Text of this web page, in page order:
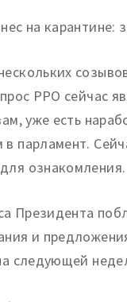
на
РРО сейчас
уже есть
парламент.
ознакомления.
Президента
и
следующей